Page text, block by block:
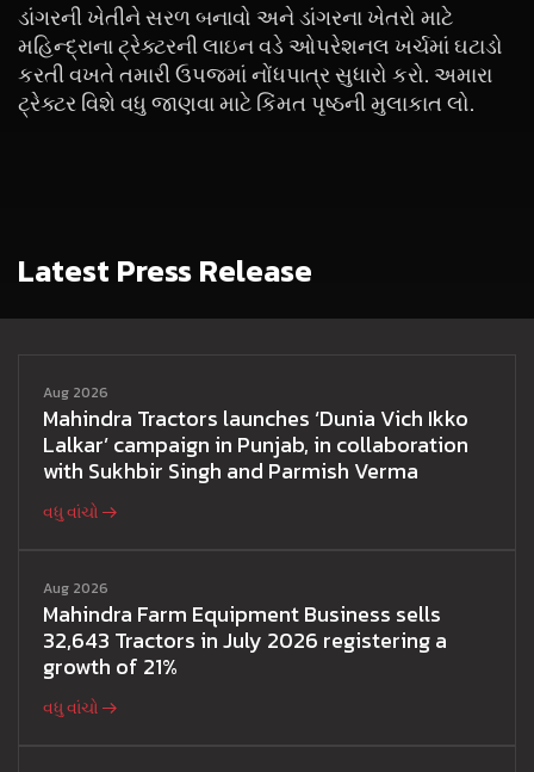
ડાંગરની ખેતીને સરળ બનાવો અને ડાંગરના ખેતરો માટે
મહિન્દ્રાના ટ્રેક્ટરની લાઇન વડે ઓપરેશનલ ખર્ચમાં ઘટાડો
કરતી વખતે તમારી ઉપજમાં નોંધપાત્ર સુધારો કરો. અમારા
ટ્રેક્ટર વિશે વધુ જાણવા માટે કિંમત પૃષ્ઠની મુલાકાત લો.
Latest Press Release
Aug 2026
Mahindra Tractors launches ‘Dunia Vich Ikko
Lalkar’ campaign in Punjab, in collaboration
with Sukhbir Singh and Parmish Verma
વધુ વાંચો
Aug 2026
Mahindra Farm Equipment Business sells
32,643 Tractors in July 2026 registering a
growth of 21%
વધુ વાંચો